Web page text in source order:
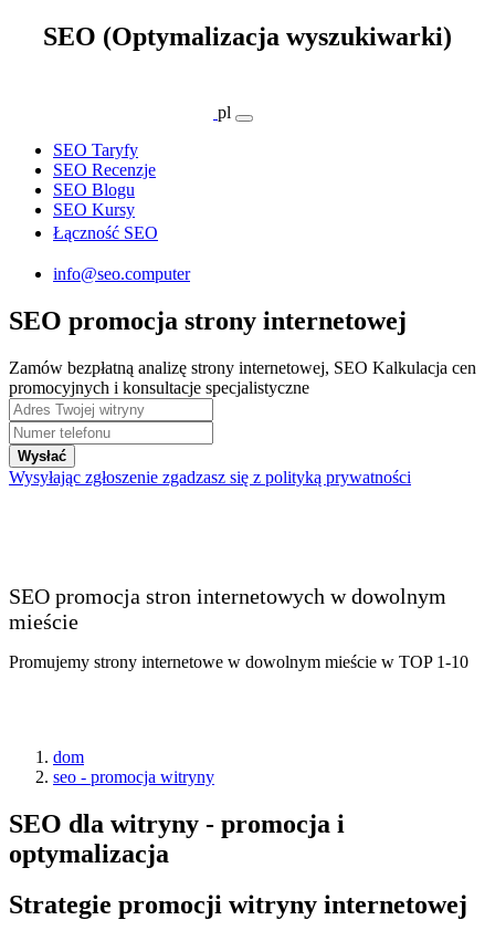
SEO (Optymalizacja wyszukiwarki)
pl
SEO Taryfy
SEO Recenzje
SEO Blogu
SEO Kursy
Łączność SEO
info@seo.computer
SEO promocja strony internetowej
Zamów bezpłatną analizę strony internetowej, SEO Kalkulacja cen
promocyjnych i konsultacje specjalistyczne
Wysłać
Wysyłając zgłoszenie zgadzasz się z polityką prywatności
SEO promocja stron internetowych w dowolnym
mieście
Promujemy strony internetowe w dowolnym mieście w TOP 1-10
dom
seo - promocja witryny
SEO dla witryny - promocja i
optymalizacja
Strategie promocji witryny internetowej